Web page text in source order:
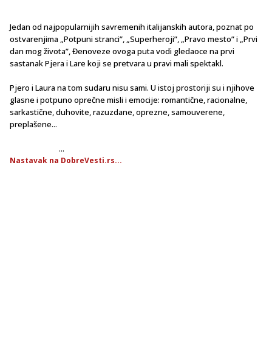
Jedan od najpopularnijih savremenih italijanskih autora, poznat po
ostvarenjima „Potpuni stranci”, „Superheroji”, „Pravo mesto” i „Prvi
dan mog života”, Đenoveze ovoga puta vodi gledaoce na prvi
sastanak Pjera i Lare koji se pretvara u pravi mali spektakl.
Pjero i Laura na tom sudaru nisu sami. U istoj prostoriji su i njihove
glasne i potpuno oprečne misli i emocije: romantične, racionalne,
sarkastične, duhovite, razuzdane, oprezne, samouverene,
preplašene...
...
Nastavak na DobreVesti.rs...